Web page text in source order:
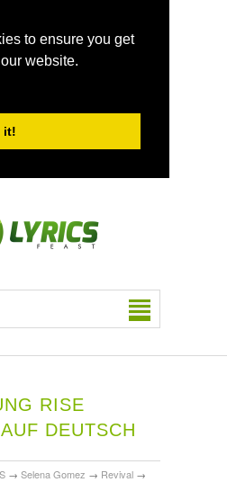
to ensure you get
website.
it!
RISE
DEUTSCH
S → Selena Gomez → Revival →